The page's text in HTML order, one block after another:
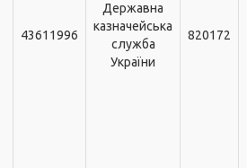
43611996
Державна
казначейська
служба
України
820172